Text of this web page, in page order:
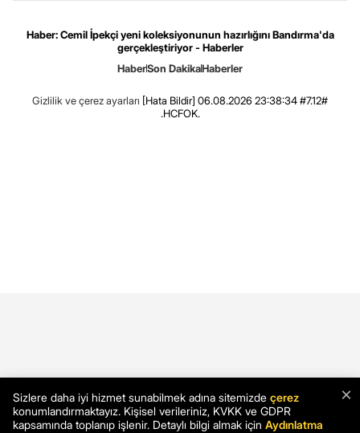
Haber: Cemil İpekçi yeni koleksiyonunun hazırlığını Bandırma'da
gerçekleştiriyor - Haberler
HaberSon DakikaHaberler
Gizlilik ve çerez ayarları [Hata Bildir] 06.08.2026 23:38:34 #7.12#
.HCFOK.
×
Sizlere daha iyi hizmet sunabilmek adına sitemizde çerez
konumlandırmaktayız. Kişisel verileriniz, KVKK ve GDPR
kapsamında toplanıp işlenir. Detaylı bilgi almak için Aydınlatma